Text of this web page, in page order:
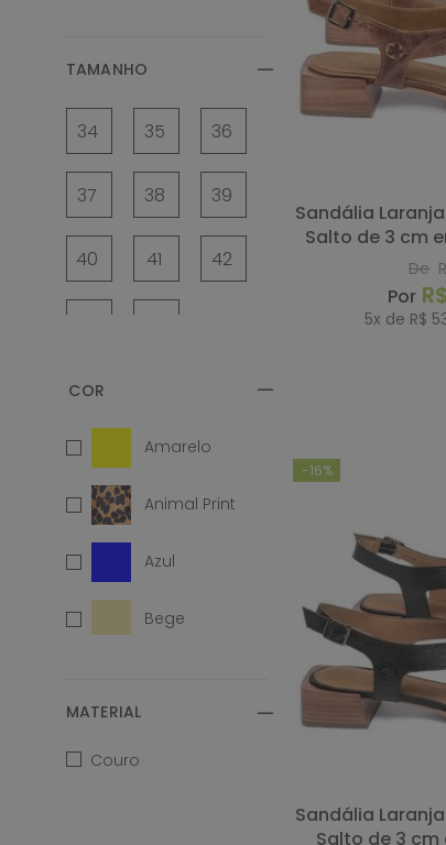
Cano Longo
Cano Médio
Cunha
Flatform
Laranja Lima Shoes
Laranja Lima Shoes
Boho
TAMANHO
34 35 36
37 38 39
40 41 42
Amarelo
Animal Print
Azul
Bege
MATERIAL
Couro
Sandália Laranja Lima Shoes Classic
Salto de 3 cm
De
R$
5x de R$
-16%
Sandália Laranja Lima Shoes Classic
Salto de 3